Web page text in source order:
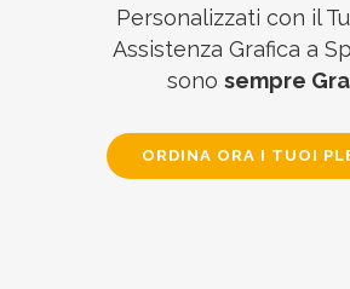
Personalizzati con il
Assistenza Grafica a
sono sempre
ORDINA ORA I TUOI